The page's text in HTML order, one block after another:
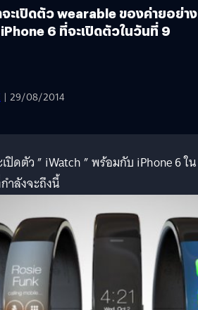
ะเปิดตัว wearable ของค่ายอย่าง
6 ที่จะเปิดตัวในวันที่ 9
| 29/08/2014
ปิดตัว ” iWatch ” พร้อมกับ iPhone 6 ใน
ำลังจะถึงนี้